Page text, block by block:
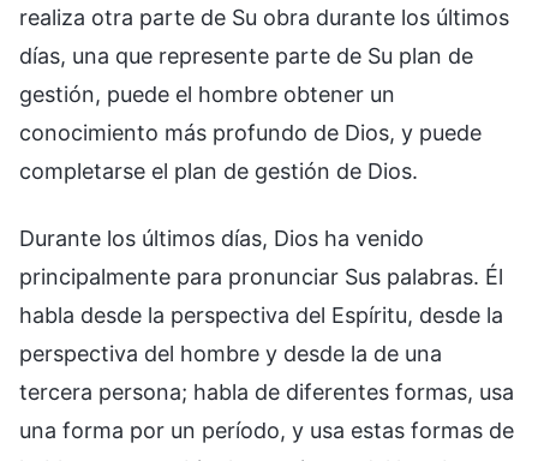
realiza otra parte de Su obra durante los últimos
días, una que represente parte de Su plan de
gestión, puede el hombre obtener un
conocimiento más profundo de Dios, y puede
completarse el plan de gestión de Dios.
Durante los últimos días, Dios ha venido
principalmente para pronunciar Sus palabras. Él
habla desde la perspectiva del Espíritu, desde la
perspectiva del hombre y desde la de una
tercera persona; habla de diferentes formas, usa
una forma por un período, y usa estas formas de